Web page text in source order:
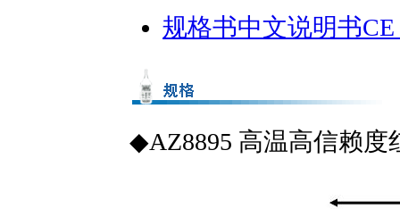
规格书中文说明书
◆AZ8895 高温高信赖